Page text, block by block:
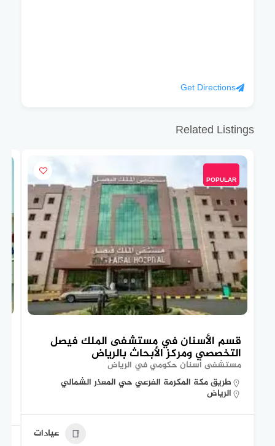
Get Directions
Related Listings
POPULAR
قسم الأسنان في مستشفى الملك فيصل
التخصصي ومركز الأبحاث بالرياض
مستشفى أسنان حكومي في الرياض
طريق مكة المكرمة الفرعي حي المعذر الشمالي
الرياض
عيادات